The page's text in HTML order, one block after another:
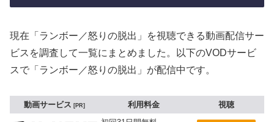
現在「ランボー／怒りの脱出」を視聴できる動画配信サー
ビスを調査して一覧にまとめました。以下のVODサービ
スで「ランボー／怒りの脱出」が配信中です。
動画サービス PR 利用料金
視聴